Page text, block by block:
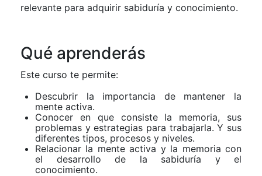
relevante para adquirir sabiduría y conocimiento.
Qué aprenderás
Este curso te permite:
Descubrir la importancia de mantener la
mente activa.
Conocer en que consiste la memoria, sus
problemas y estrategias para trabajarla. Y sus
diferentes tipos, procesos y niveles.
Relacionar la mente activa y la memoria con
el desarrollo de la sabiduría y el
conocimiento.